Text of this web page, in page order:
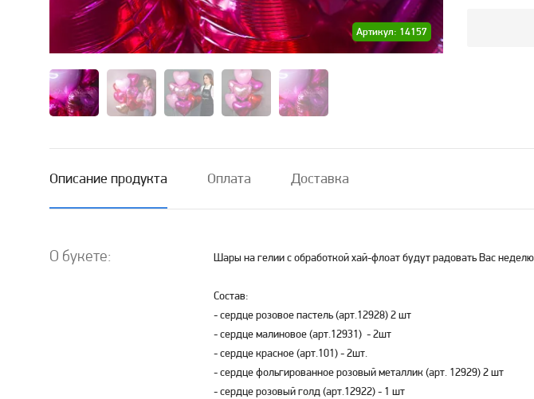
Артикул: 14157
Описание продукта Оплата Доставка
О букете: Шары на гелии с обработкой хай-флоат будут радовать Вас
Состав:
- сердце розовое пастель (арт.12928) 2 шт
- сердце малиновое (арт.12931) - 2шт
- сердце красное (арт.101) - 2шт.
- сердце фольгированное розовый металлик (арт. 12929) 2 шт
- сердце розовый голд (арт.12922) - 1 шт